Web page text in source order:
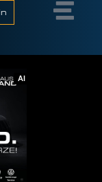
AI